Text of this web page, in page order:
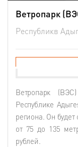
Ветропарк
Республикв
Ветропарк
Республике
региона. Он
от 75 до 135
рублей.